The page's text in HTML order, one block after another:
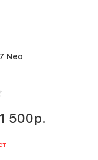
Neo
500р.